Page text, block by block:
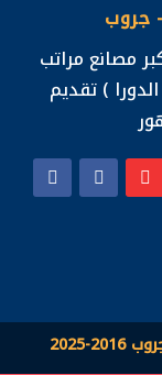
جروب
مصانع مراتب
) تقديم
2025